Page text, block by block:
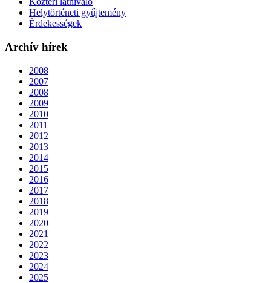
Helytörténeti gyűjtemény
Érdekességek
Archív hírek
2008
2007
2008
2009
2010
2011
2012
2013
2014
2015
2016
2017
2018
2019
2020
2021
2022
2023
2024
2025